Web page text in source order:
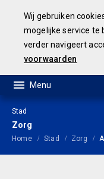
Wij gebruiken
mogelijke service te
verder navigeert
voorwaarden
Stad
Zorg
Home Stad Zorg